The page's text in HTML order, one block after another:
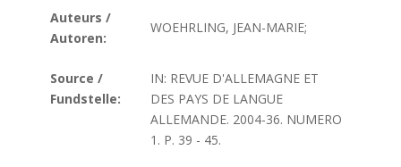
Auteurs /
Autoren:
WOEHRLING, JEAN-MARIE;
Source /
Fundstelle:
IN: REVUE D'ALLEMAGNE ET
DES PAYS DE LANGUE
ALLEMANDE. 2004-36. NUMERO
1. P. 39 - 45.